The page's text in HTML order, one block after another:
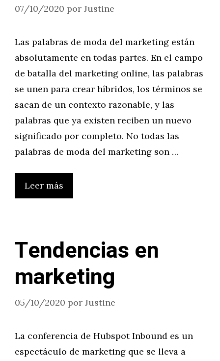
07/10/2020 por Justine
Las palabras de moda del marketing están
absolutamente en todas partes. En el campo
de batalla del marketing online, las palabras
se unen para crear híbridos, los términos se
sacan de un contexto razonable, y las
palabras que ya existen reciben un nuevo
significado por completo. No todas las
palabras de moda del marketing son …
Leer más
Tendencias en
marketing
05/10/2020 por Justine
La conferencia de Hubspot Inbound es un
espectáculo de marketing que se lleva a